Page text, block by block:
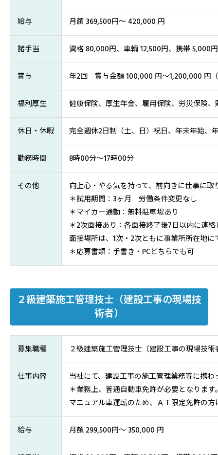
給与 月額 369,500円～ 420,000 円
諸手当 資格 80,000円、車輌 12,500円、携帯 5,000円
賞与 年2回 賞与金額 100,000 円～1,200,000 円
福利厚生 健康保険、厚生年金、雇用保険、労災保険
休日・休暇 完全週休2日制（土、日）祝日、年末年始、
勤務時間 8時00分～17時00分
その他
向上心・やる気を持って、前向きに仕事に取
＊試用期間：3ヶ月 労働条件変更なし
＊マイカー通勤：無料駐車場あり
＊2次面接あり：各面接終了後7日以内に連絡
面接場所は、1次・2次ともに事業所所在地に
＊応募書類：手書き・PCどちらでも可
２級建築施工管理技士（建設工事の現場技
術者）
募集職種 ２級建築施工管理技士（建設工事の現場技術
仕事内容
当社にて、建設工事の施工管理業務等に携わ
＊業務上、普通自動車免許が必要となります
マニュアル車運転のため、ＡＴ限定免許の
給与 月額 299,500円～ 350,000 円